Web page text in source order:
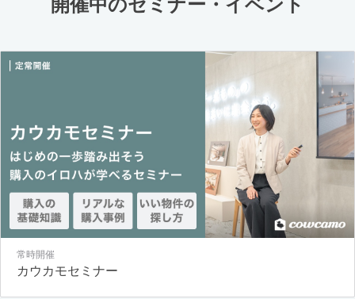
開催中のセミナー・イベント
常時開催
カウカモセミナー